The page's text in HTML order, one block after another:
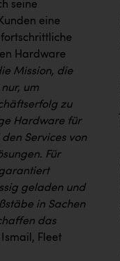
seine
eine
fortschrittliche
Hardware
Mission, die
um
zu
Hardware für
Services von
Für
geladen und
in Sachen
das
Fleet